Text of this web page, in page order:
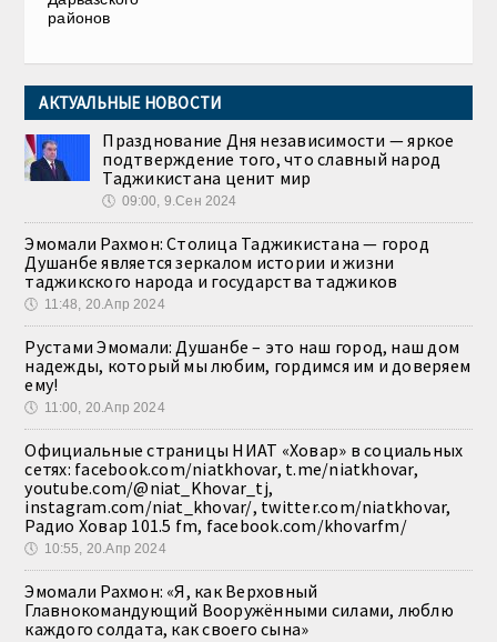
районов
АКТУАЛЬНЫЕ НОВОСТИ
Празднование Дня независимости — яркое
подтверждение того, что славный народ
Таджикистана ценит мир
🕔 09:00, 9.Сен 2024
Эмомали Рахмон: Столица Таджикистана — город
Душанбе является зеркалом истории и жизни
таджикского народа и государства таджиков
🕔 11:48, 20.Апр 2024
Рустами Эмомали: Душанбе – это наш город, наш дом
надежды, который мы любим, гордимся им и доверяем
ему!
🕔 11:00, 20.Апр 2024
Официальные страницы НИАТ «Ховар» в социальных
сетях: facebook.com/niatkhovar, t.me/niatkhovar,
youtube.com/@niat_Khovar_tj,
instagram.com/niat_khovar/, twitter.com/niatkhovar,
Радио Ховар 101.5 fm, facebook.com/khovarfm/
🕔 10:55, 20.Апр 2024
Эмомали Рахмон: «Я, как Верховный
Главнокомандующий Вооружёнными силами, люблю
каждого солдата, как своего сына»